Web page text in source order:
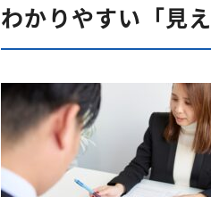
わかりやすい「見